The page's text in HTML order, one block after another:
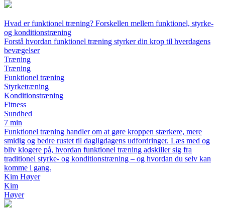
Hvad er funktionel træning? Forskellen mellem funktionel, styrke-
og konditionstræning
Forstå hvordan funktionel træning styrker din krop til hverdagens
bevægelser
Træning
Træning
Funktionel træning
Styrketræning
Konditionstræning
Fitness
Sundhed
7 min
Funktionel træning handler om at gøre kroppen stærkere, mere
smidig og bedre rustet til dagligdagens udfordringer. Læs med og
bliv klogere på, hvordan funktionel træning adskiller sig fra
traditionel styrke- og konditionstræning – og hvordan du selv kan
komme i gang.
Kim Høyer
Kim
Høyer